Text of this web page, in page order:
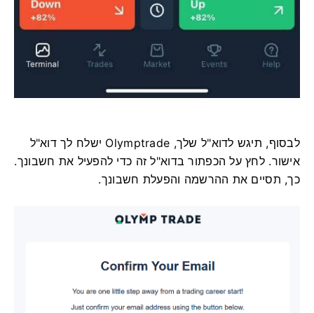
לבסוף, תיגש לדוא"ל שלך, Olymptrade ישלח לך דוא"ל
אישור. לחץ על הכפתור בדוא"ל זה כדי להפעיל את חשבונך.
כך, תסיים את ההרשמה והפעלת חשבונך.